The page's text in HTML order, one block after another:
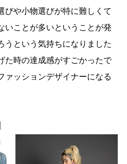
びや小物選びが特に難しくて
いことが多いということが発
うという気持ちになりました
た時の達成感がすごかったで
ァッションデザイナーになる